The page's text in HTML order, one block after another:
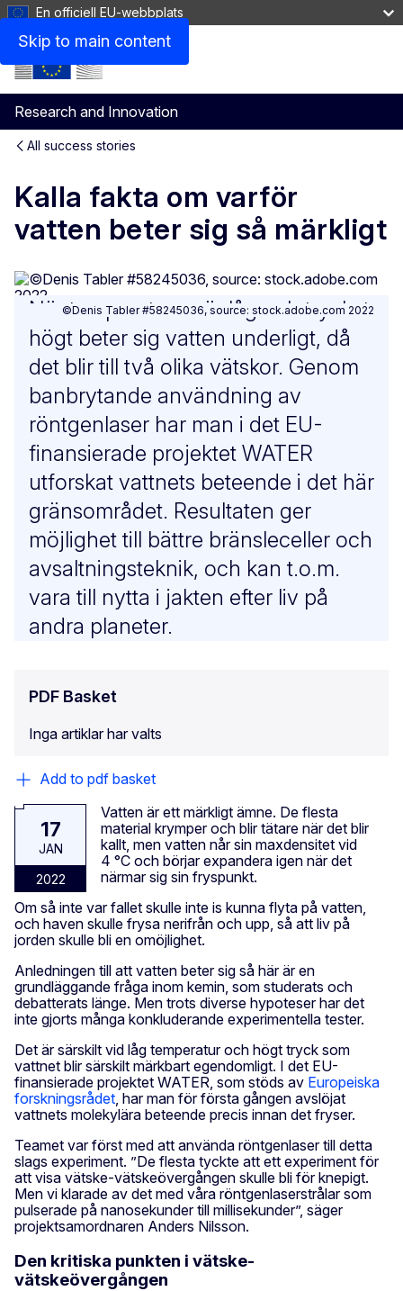
Skip to main content
En officiell EU-webbplats
Research and Innovation
All success stories
Kalla fakta om varför
vatten beter sig så märkligt
©Denis Tabler #58245036, source: stock.adobe.com 2022
När temperaturen är låg och trycket
högt beter sig vatten underligt, då
det blir till två olika vätskor. Genom
banbrytande användning av
röntgenlaser har man i det EU-
finansierade projektet WATER
utforskat vattnets beteende i det här
gränsområdet. Resultaten ger
möjlighet till bättre bränsleceller och
avsaltningsteknik, och kan t.o.m.
vara till nytta i jakten efter liv på
andra planeter.
PDF Basket
Inga artiklar har valts
Add to pdf basket
17
JAN
2022
Vatten är ett märkligt ämne. De flesta
material krymper och blir tätare när det blir
kallt, men vatten når sin maxdensitet vid
4 °C och börjar expandera igen när det
närmar sig sin fryspunkt.
Om så inte var fallet skulle inte is kunna flyta på vatten,
och haven skulle frysa nerifrån och upp, så att liv på
jorden skulle bli en omöjlighet.
Anledningen till att vatten beter sig så här är en
grundläggande fråga inom kemin, som studerats och
debatterats länge. Men trots diverse hypoteser har det
inte gjorts många konkluderande experimentella tester.
Det är särskilt vid låg temperatur och högt tryck som
vattnet blir särskilt märkbart egendomligt. I det EU-
finansierade projektet WATER, som stöds av Europeiska
forskningsrådet, har man för första gången avslöjat
vattnets molekylära beteende precis innan det fryser.
Teamet var först med att använda röntgenlaser till detta
slags experiment. ”De flesta tyckte att ett experiment för
att visa vätske-vätskeövergången skulle bli för knepigt.
Men vi klarade av det med våra röntgenlaserstrålar som
pulserade på nanosekunder till millisekunder”, säger
projektsamordnaren Anders Nilsson.
Den kritiska punkten i vätske-
vätskeövergången